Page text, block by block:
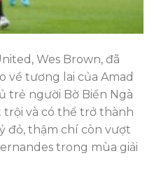
Wes Brown, đã
về tương lai của Amad
trẻ người Bờ Biển Ngà
trội và có thể trở thành
đỏ, thậm chí còn vượt
trong mùa giải